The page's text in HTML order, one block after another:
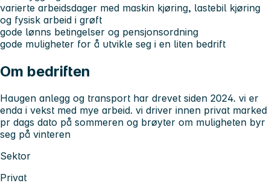
varierte arbeidsdager med maskin kjøring, lastebil kjøring
og fysisk arbeid i grøft
gode lønns betingelser og pensjonsordning
gode muligheter for å utvikle seg i en liten bedrift
Om bedriften
Haugen anlegg og transport har drevet siden 2024. vi er
enda i vekst med mye arbeid. vi driver innen privat marked
pr dags dato på sommeren og brøyter om muligheten byr
seg på vinteren
Sektor
Privat